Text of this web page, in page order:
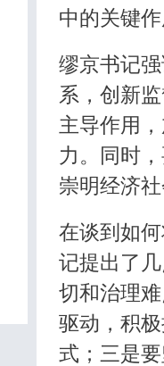
中的关键
缪京书记
系，创新
主导作用
力。同时
崇明经济
在谈到如
记提出了
切和治理
驱动，积
式；三是